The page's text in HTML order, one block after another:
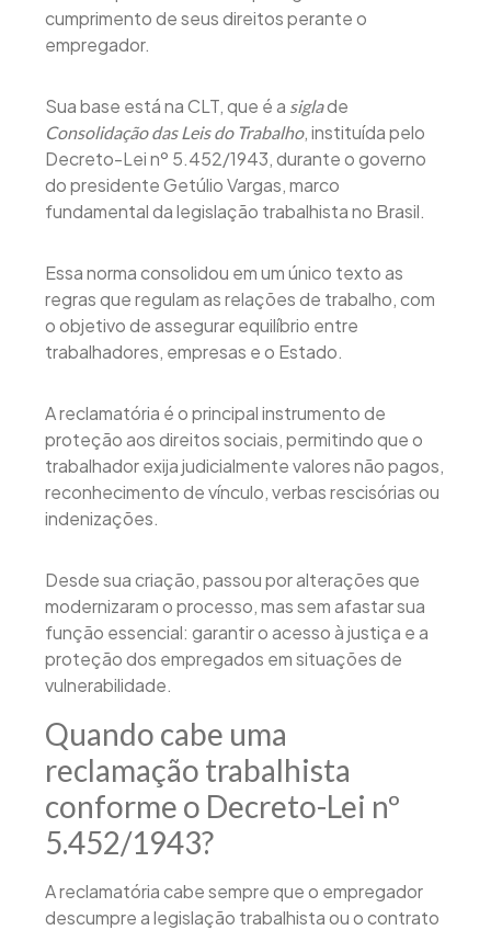
cumprimento de seus direitos perante o
empregador.
Sua base está na CLT, que é a siglade
Consolidação das Leis do Trabalho, instituída pelo
Decreto-Lei nº 5.452/1943, durante o governo
do presidente Getúlio Vargas, marco
fundamental da legislação trabalhista no Brasil.
Essa norma consolidou em um único texto as
regras que regulam as relações de trabalho, com
o objetivo de assegurar equilíbrio entre
trabalhadores, empresas e o Estado.
A reclamatória é o principal instrumento de
proteção aos direitos sociais, permitindo que o
trabalhador exija judicialmente valores não pagos,
reconhecimento de vínculo, verbas rescisórias ou
indenizações.
Desde sua criação, passou por alterações que
modernizaram o processo, mas sem afastar sua
função essencial: garantir o acesso à justiça e a
proteção dos empregados em situações de
vulnerabilidade.
Quando cabe uma
reclamação trabalhista
conforme o Decreto-Lei nº
5.452/1943?
A reclamatória cabe sempre que o empregador
descumpre a legislação trabalhista ou o contrato